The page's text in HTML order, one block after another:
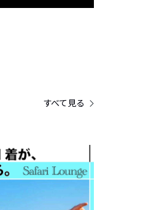
すべて見る